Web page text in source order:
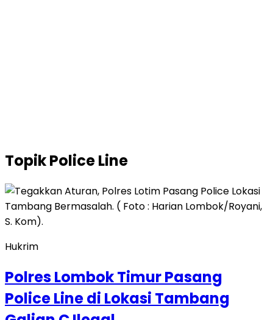
TopikPolice Line
Hukrim
Polres Lombok Timur Pasang
Police Line di Lokasi Tambang